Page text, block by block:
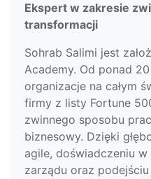
Ekspert w zakresie
transformacji
Sohrab Salimi jest
Academy. Od ponad
organizacje na całym
firmy z listy Fortune
zwinnego sposobu
biznesowy. Dzięki
agile, doświadczeniu
zarządu oraz